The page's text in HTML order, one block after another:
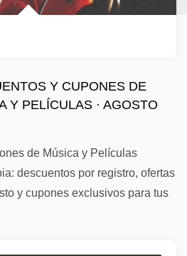
Y CUPONES DE
Y PELÍCULAS · AGOSTO
de Música y Películas
descuentos por registro, ofertas
y cupones exclusivos para tus